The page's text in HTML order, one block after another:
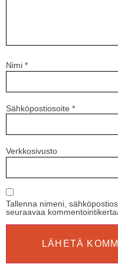
Nimi *
Sähköpostiosoite *
Verkkosivusto
Tallenna nimeni,
seuraavaa